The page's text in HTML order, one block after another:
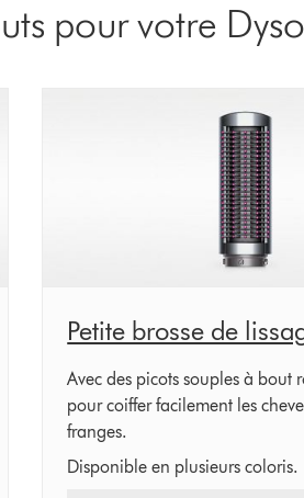
pour votre
Petite brosse de
Avec des picots souples à bout
pour coiffer facilement les
franges.
Disponible en plusieurs coloris.